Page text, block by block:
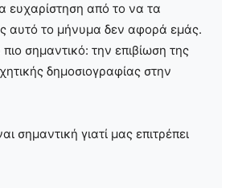
ευχαρίστηση από το να τα
αυτό το μήνυμα δεν αφορά εμάς.
σημαντικό: την επιβίωση της
δημοσιογραφίας στην
σημαντική γιατί μας επιτρέπει